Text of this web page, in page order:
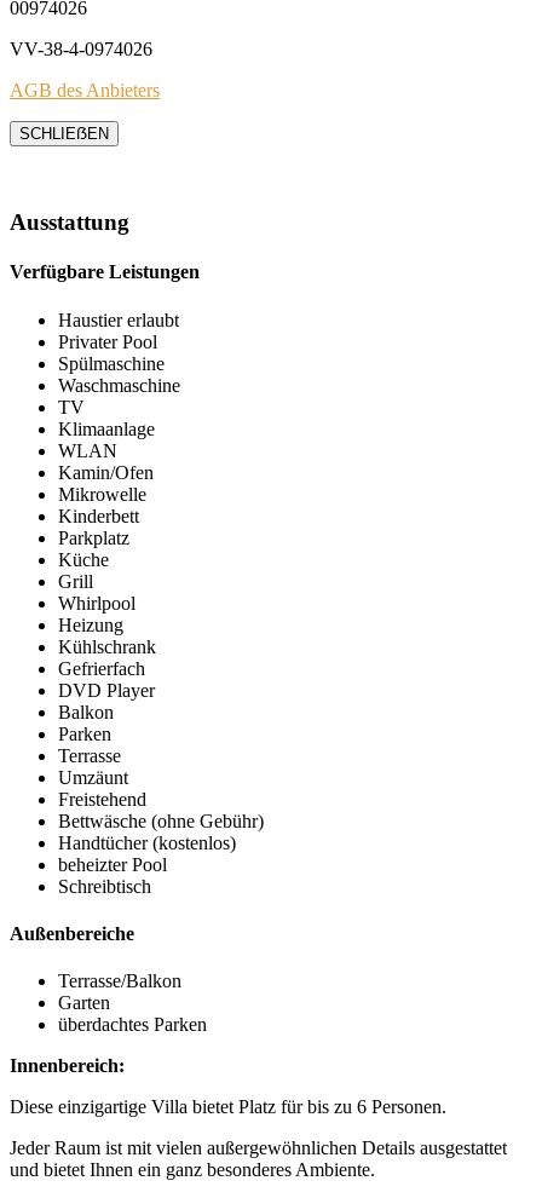
00974026
VV-38-4-0974026
AGB des Anbieters
SCHLIEẞEN
Ausstattung
Verfügbare Leistungen
Haustier erlaubt
Privater Pool
Spülmaschine
Waschmaschine
TV
Klimaanlage
WLAN
Kamin/Ofen
Mikrowelle
Kinderbett
Parkplatz
Küche
Grill
Whirlpool
Heizung
Kühlschrank
Gefrierfach
DVD Player
Balkon
Parken
Terrasse
Umzäunt
Freistehend
Bettwäsche (ohne Gebühr)
Handtücher (kostenlos)
beheizter Pool
Schreibtisch
Außenbereiche
Terrasse/Balkon
Garten
überdachtes Parken
Innenbereich:
Diese einzigartige Villa bietet Platz für bis zu 6 Personen.
Jeder Raum ist mit vielen außergewöhnlichen Details ausgestattet
und bietet Ihnen ein ganz besonderes Ambiente.